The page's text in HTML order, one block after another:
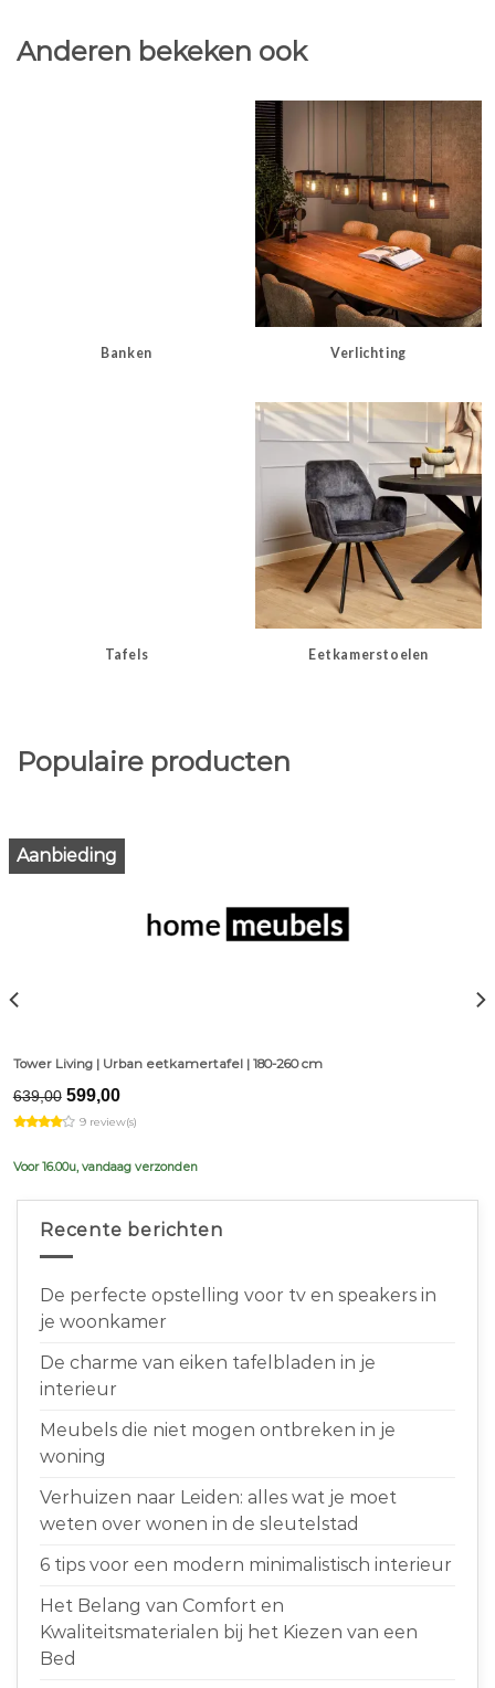
Anderen bekeken ook
Banken Verlichting
Tafels Eetkamerstoelen
Populaire producten
Aanbieding
Tower Living | Urban eetkamertafel | 180-260 cm
639,00 Original
price
was:
599,00Current
is:
9 review(s)
Voor 16.00u, vandaag verzonden
Recente berichten
De perfecte opstelling voor tv en speakers in
je woonkamer
De charme van eiken tafelbladen in je
interieur
Meubels die niet mogen ontbreken in je
woning
Verhuizen naar Leiden: alles wat je moet
weten over wonen in de sleutelstad
6 tips voor een modern minimalistisch interieur
Het Belang van Comfort en
Kwaliteitsmaterialen bij het Kiezen van een
Bed